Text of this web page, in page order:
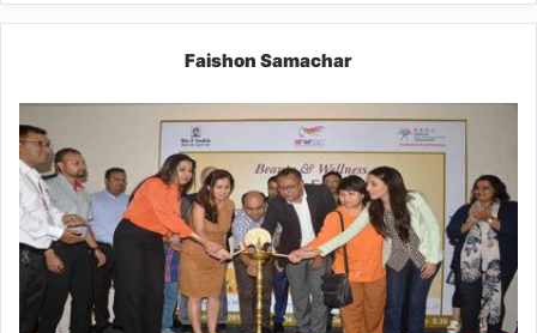
Faishon Samachar